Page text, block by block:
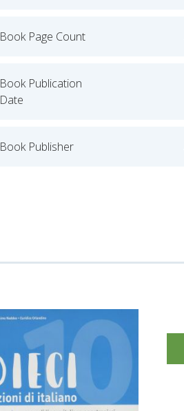
Book Page Count
Book Publication
Date
Book Publisher